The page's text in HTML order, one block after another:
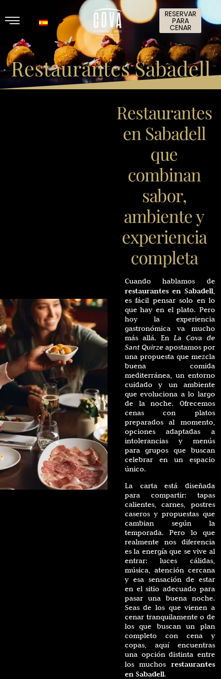
RESERVAR
PARA
CENAR
Restaurantes Sabadell
Restaurantes
en Sabadell
que
combinan
sabor,
ambiente y
experiencia
completa
Cuando hablamos de
restaurantes en Sabadell,
es fácil pensar solo en lo
que hay en el plato. Pero
hoy la experiencia
gastronómica va mucho
más allá. En La Cova de
Sant Quirzeapostamos por
una propuesta que mezcla
buena comida
mediterránea, un entorno
cuidado y un ambiente
que evoluciona a lo largo
de la noche. Ofrecemos
cenas con platos
preparados al momento,
opciones adaptadas a
intolerancias y menús
para grupos que buscan
celebrar en un espacio
único.
La carta está diseñada
para compartir: tapas
calientes, carnes, postres
caseros y propuestas que
cambian según la
temporada. Pero lo que
realmente nos diferencia
es la energía que se vive al
entrar: luces cálidas,
música, atención cercana
y esa sensación de estar
en el sitio adecuado para
pasar una buena noche.
Seas de los que vienen a
cenar tranquilamente o de
los que buscan un plan
completo con cena y
copas, aquí encuentras
una opción distinta entre
los muchos restaurantes
en Sabadell.